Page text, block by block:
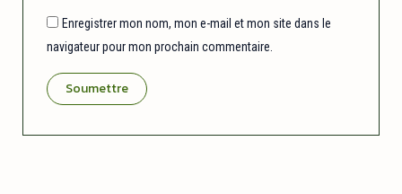
Enregistrer mon nom, mon e-mail et mon site dans le
navigateur pour mon prochain commentaire.